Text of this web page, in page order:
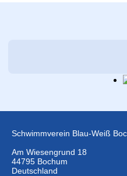
Schwimmverein Blau-Weiß
Am Wiesengrund 18
44795 Bochum
Deutschland